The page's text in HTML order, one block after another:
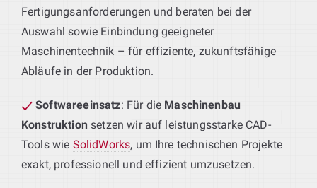
Fertigungsanforderungen und beraten bei der
Auswahl sowie Einbindung geeigneter
Maschinentechnik – für effiziente, zukunftsfähige
Abläufe in der Produktion.
Softwareeinsatz: Für die Maschinenbau
Konstruktionsetzen wir auf leistungsstarke CAD-
Tools wie SolidWorks, um Ihre technischen Projekte
exakt, professionell und effizient umzusetzen.